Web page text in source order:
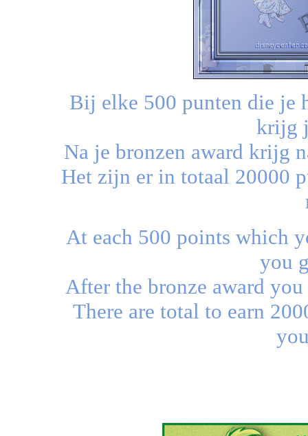
Bij elke 500 punten die je
krijg
Na je bronzen award krijg
Het zijn er in totaal 20000
At each 500 points which
you
After the bronze award
There are total to earn